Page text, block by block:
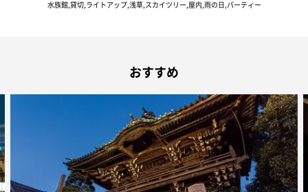
水族館,貸切,ライトアップ,浅草,スカイツリー,屋内,雨の日,パーティー
おすすめ